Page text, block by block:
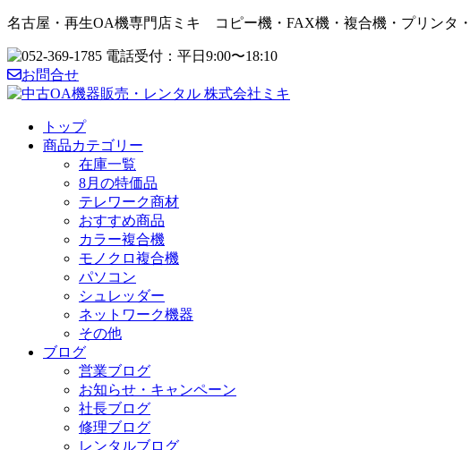
名古屋・再生OA機専門店ミキ コピー機・FAX機・複合機・プリンタ
お問合せ
トップ
商品カテゴリー
在庫一覧
8月の特価品
テレワーク商材
おすすめ商品
カラー複合機
モノクロ複合機
パソコン
シュレッダー
ネットワーク機器
その他
ブログ
営業ブログ
お知らせ・キャンペーン
社長ブログ
修理ブログ
レンタルブログ